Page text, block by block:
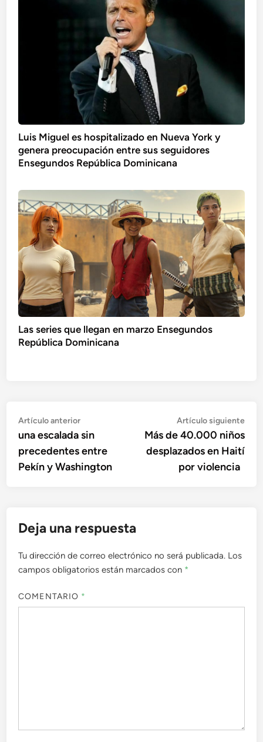
Luis Miguel es hospitalizado en Nueva York y
genera preocupación entre sus seguidores
Ensegundos República Dominicana
Las series que llegan en marzo Ensegundos
República Dominicana
Navegación
de
entradas
Artículo anteriorArtículo
anterior:
una escalada sin
precedentes entre
Pekín y Washington
Artículo siguiente
Más de 40.000 niños
desplazados en Haití
por violencia
Deja una respuesta
Tu dirección de correo electrónico no será publicada. Los
campos obligatorios están marcados con *
COMENTARIO *